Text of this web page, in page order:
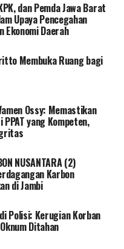
dan Pemda Jawa Barat
Upaya Pencegahan
Daerah
Membuka Ruang bagi
Ossy: Memastikan
yang Kompeten,
NUSANTARA (2)
Karbon
di Jambi
Polisi: Kerugian Korban
Ditahan